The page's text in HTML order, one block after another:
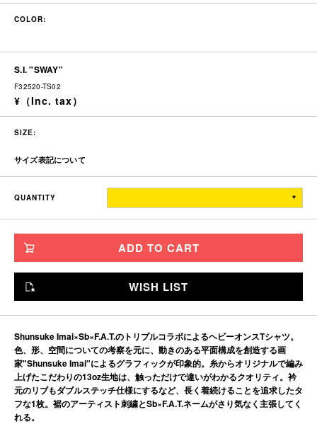
S.I. "SWAY"
F32520-TS02
COLOR:
SIZE:
サイズ表記について
着丈 身幅 肩幅
袖丈
66.5 54 50
25
SKINNY
70.5 58 54
26
FAT
74.5 62
JUMBO
78.5 66 62 28
QUANTITY
ADD TO CART
WISH LIST
Shunsuke Imai×Sb×F.A.T.のトリプルコラボによるヘビーオンスTシャツ。
色、形、空間についての考察を元に、動きのある平面構成を創造する画
家"Shunsuke Imai"によるグラフィックが印象的。糸からオリジナルで編み
上げたこだわりの13oz生地は、触っただけで違いがわかるクオリティ。衿
元のリブもダブルステッチ仕様にするなど、長く着続けることを追求したタ
フな1枚。裾のアーティスト刺繍とSb×F.A.T.ネームがさり気なく主張してく
れる。